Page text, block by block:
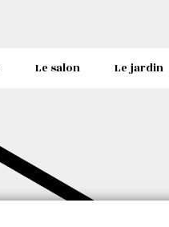
Le salon Le jardin